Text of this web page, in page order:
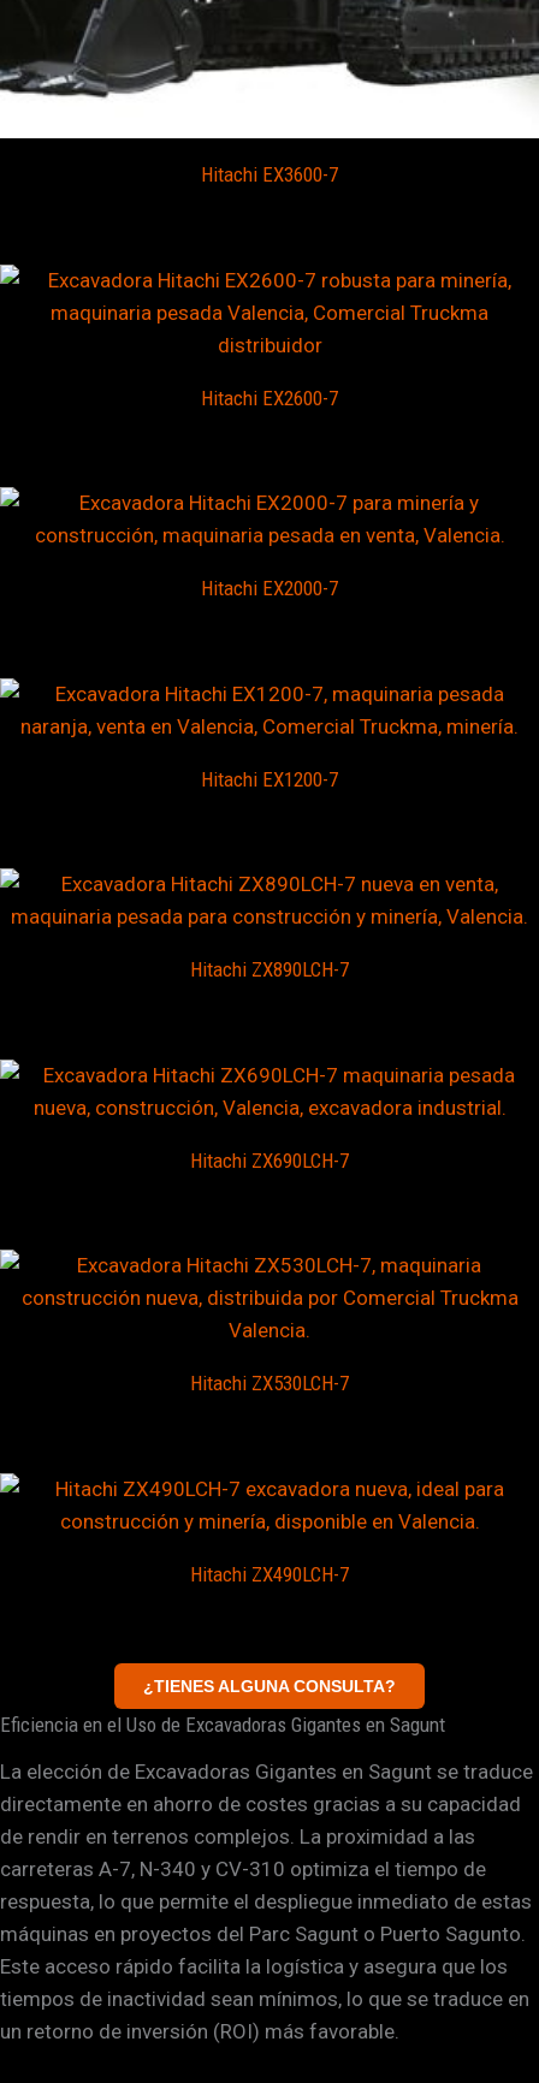
Hitachi EX3600-7
Hitachi EX2600-7
Hitachi EX2000-7
Hitachi EX1200-7
Hitachi ZX890LCH-7
Hitachi ZX690LCH-7
Hitachi ZX530LCH-7
Hitachi ZX490LCH-7
¿TIENES ALGUNA CONSULTA?
Eficiencia en el Uso de Excavadoras Gigantes en Sagunt
La elección de Excavadoras Gigantes en Sagunt se traduce
directamente en ahorro de costes gracias a su capacidad
de rendir en terrenos complejos. La proximidad a las
carreteras A-7, N-340 y CV-310 optimiza el tiempo de
respuesta, lo que permite el despliegue inmediato de estas
máquinas en proyectos del Parc Sagunt o Puerto Sagunto.
Este acceso rápido facilita la logística y asegura que los
tiempos de inactividad sean mínimos, lo que se traduce en
un retorno de inversión (ROI) más favorable.